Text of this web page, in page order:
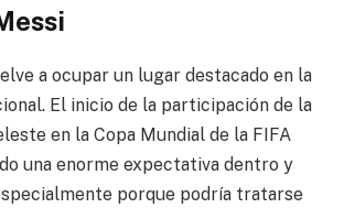
a ocupar un lugar destacado en la
El inicio de la participación de la
en la Copa Mundial de la FIFA
una enorme expectativa dentro y
porque podría tratarse